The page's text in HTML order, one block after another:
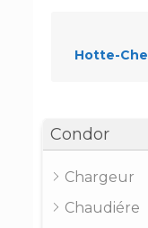
Condor
Chargeur
Chaudiére
Hotte-